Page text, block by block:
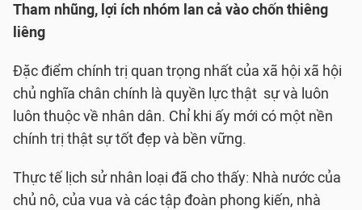
Tham nhũng, lợi ích nhóm lan cả vào chốn thiêng
liêng
Đặc điểm chính trị quan trọng nhất của xã hội xã hội
chủ nghĩa chân chính là quyền lực thật sự và luôn
luôn thuộc về nhân dân. Chỉ khi ấy mới có một nền
chính trị thật sự tốt đẹp và bền vững.
Thực tế lịch sử nhân loại đã cho thấy: Nhà nước của
chủ nô, của vua và các tập đoàn phong kiến, nhà